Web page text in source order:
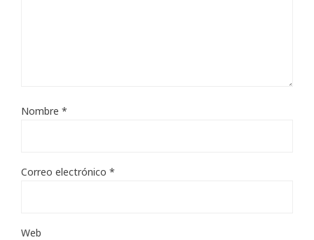
Nombre *
Correo electrónico *
Web